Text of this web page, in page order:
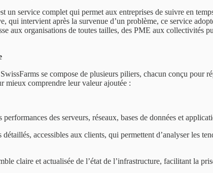
un service complet qui permet aux entreprises de suivre en
qui intervient après la survenue d’un problème, ce service
aux organisations de toutes tailles, des PME aux collectivités
se compose de plusieurs piliers, chacun conçu pour
mieux comprendre leur valeur ajoutée :
des serveurs, réseaux, bases de données et
détaillés, accessibles aux clients, qui permettent d’analyser les
claire et actualisée de l’état de l’infrastructure, facilitant la